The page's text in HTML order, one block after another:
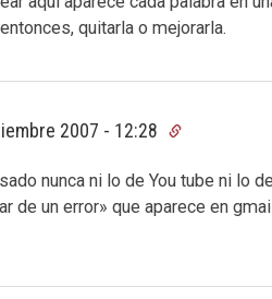
quitarla o mejorarla.
2007 - 12:28
nunca ni lo de You tube ni lo
de un error» que aparece en